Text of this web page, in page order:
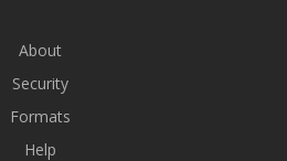
About
Security
Formats
Help